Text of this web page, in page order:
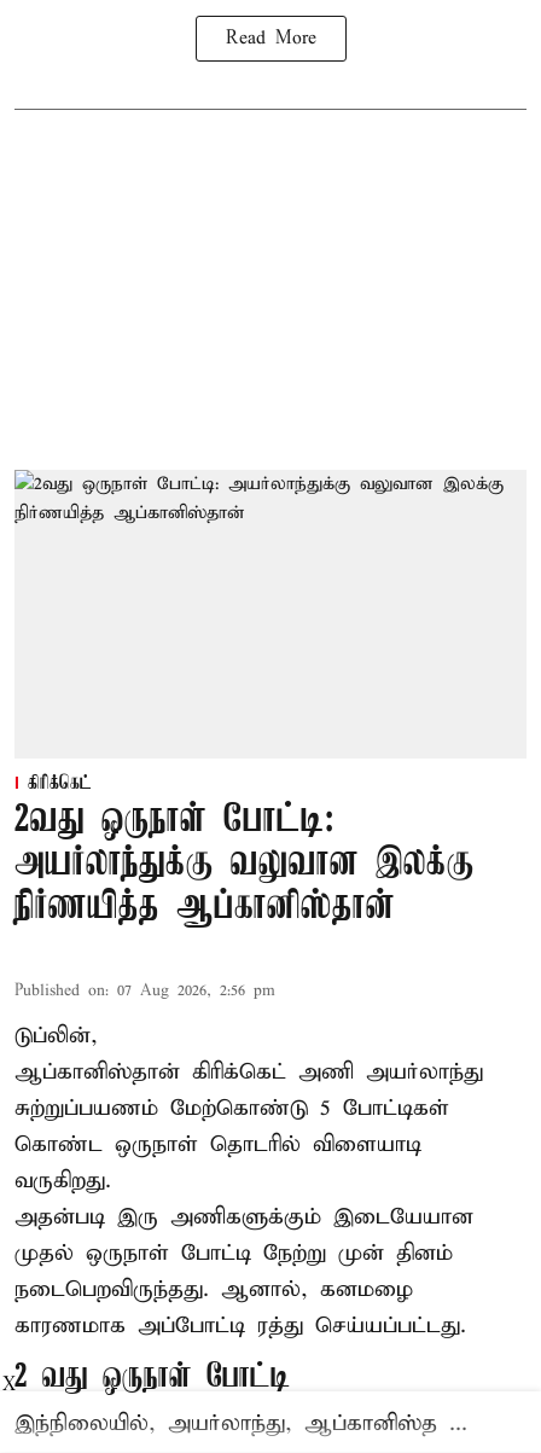
Read More
கிரிக்கெட்
2வது ஒருநாள் போட்டி:
அயர்லாந்துக்கு வலுவான இலக்கு
நிர்ணயித்த ஆப்கானிஸ்தான்
Published on: 07 Aug 2026, 2:56 pm
டுப்லின்,
ஆப்கானிஸ்தான் கிரிக்கெட் அணி அயர்லாந்து
சுற்றுப்பயணம் மேற்கொண்டு 5 போட்டிகள்
கொண்ட ஒருநாள் தொடரில் விளையாடி
வருகிறது.
அதன்படி இரு அணிகளுக்கும் இடையேயான
முதல் ஒருநாள் போட்டி நேற்று முன் தினம்
நடைபெறவிருந்தது. ஆனால், கனமழை
காரணமாக அப்போட்டி ரத்து செய்யப்பட்டது.
2 வது ஒருநாள் போட்டி
இந்நிலையில், அயர்லாந்து, ஆப்கானிஸ்த ...
X